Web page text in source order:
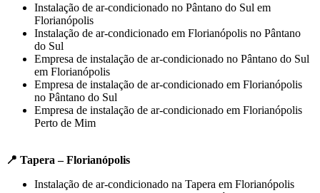
Instalação de ar-condicionado no Pântano do Sul em
Florianópolis
Instalação de ar-condicionado em Florianópolis no Pântano
do Sul
Empresa de instalação de ar-condicionado no Pântano do Sul
em Florianópolis
Empresa de instalação de ar-condicionado em Florianópolis
no Pântano do Sul
Empresa de instalação de ar-condicionado em Florianópolis
Perto de Mim
📍 Tapera – Florianópolis
Instalação de ar-condicionado na Tapera em Florianópolis